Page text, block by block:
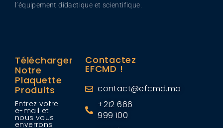
l’équipement didactique et scientifique.
Télécharger
Notre
Plaquette
Produits
Entrez votre
e-mail et
nous vous
enverrons
Contactez
EFCMD !
contact@efcmd.ma
+212 666
999 100